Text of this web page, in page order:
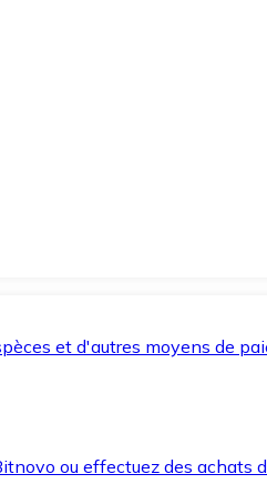
et d'autres moyens de
ou effectuez des achats